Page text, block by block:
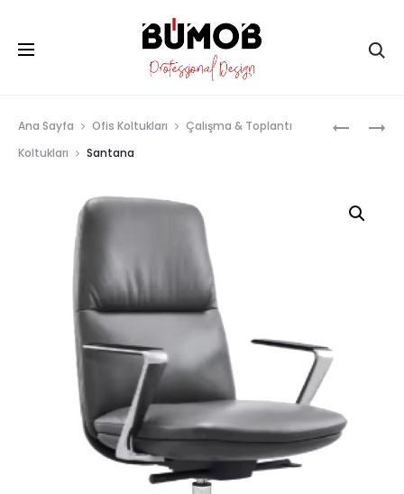
ROMA
Ana Sayfa Ofis Koltukları
Çalışma & Toplantı
Koltukları
Santana